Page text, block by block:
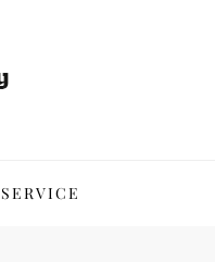
SERVICE